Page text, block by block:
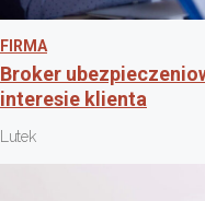
FIRMA
Broker
interesie klienta
Lutek